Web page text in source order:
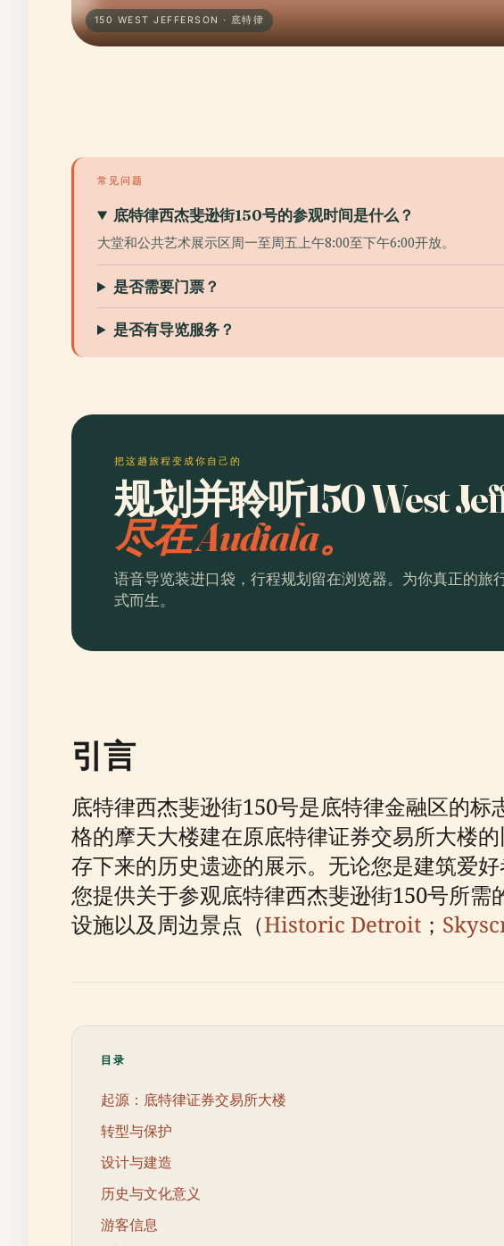
150 WEST JEFFERSON · 底特律
常见问题
底特律西杰斐逊街150号的参观时间是什么？
大堂和公共艺术展示区周一至周五上午8:00至下午6:00开放。
是否需要门票？
是否有导览服务？
把这趟旅程变成你自己的
规划并聆听150 West
尽在 Audiala。
语音导览装进口袋，行程规划留在浏览器。为你真正的旅
式而生。
引言
底特律西杰斐逊街150号是底特律金融区的
格的摩天大楼建在原底特律证券交易所大楼
存下来的历史遗迹的展示。无论您是建筑爱
您提供关于参观底特律西杰斐逊街150号所
设施以及周边景点（Historic Detroit ；
目录
起源：底特律证券交易所大楼
转型与保护
设计与建造
历史与文化意义
游客信息